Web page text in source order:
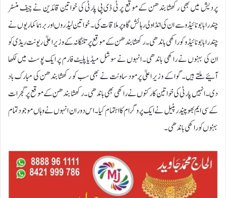
پردیش میں بھی رکھشا بندھن کے موقع پر ٹی ڈی پی پارٹی کی خواتین قائدین نے چیف منسٹر
چندرابابو نائیڈو سے ان کی انڈاولی رہائش گاہ پر ملاقات کی۔ خواتین لیڈروں اور برہما کماریوں نے
چندرا بابو نائیڈو کو راکھی باندھی۔ رکھشا بندھن کے موقع پر تلنگانہ کے وزیر اعلیٰ ریونت ریڈی کو
ان کی بہنوں نے راکھی باندھی۔ انہوں نے سوشل میڈیا پلیٹ فارم پر ایک پوسٹ میں لکھا
آئیے ملتے ہیں۔ گوا کے وزیر اعلیٰ پرمود ساونت نے بھی سب کو رکھشا بندھن کی مبارک باد
دی۔ انہیں پارٹی کی خواتین کارکنوں نے راکھی بھی باندھی۔ رکھشا بندھن کے موقع پر گجرات
کے سی ایم بھوپیندر پٹیل نے ایک پروگرام کا اہتمام کیا۔ اس دوران انہوں نے وہاں موجود تمام
بہنوں کو راکھی باندھی۔